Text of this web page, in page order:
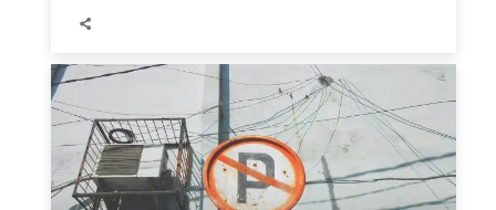
Le planificateur de performance
est un outil de prévision facile à
utiliser qui utilise lemachine
learninget l’historique de votre
compte Google Ads afin de vous